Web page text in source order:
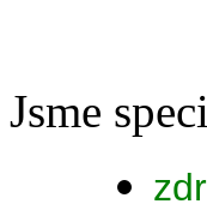
Jsme